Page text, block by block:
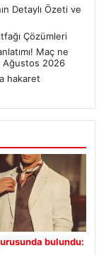
Detaylı Özeti ve
Çözümleri
Maç ne
Ağustos 2026
hakaret
bulundu: